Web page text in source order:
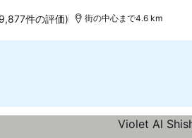
件の評価) 街の中心まで4.6 km